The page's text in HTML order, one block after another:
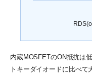
内蔵MOSFETのON抵抗は
トキーダイオードに比べて